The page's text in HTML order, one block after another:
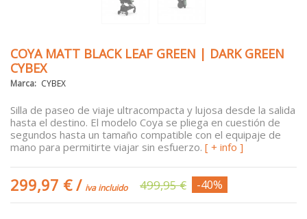
COYA MATT BLACK LEAF GREEN | DARK GREEN
CYBEX
Marca: CYBEX
Silla de paseo de viaje ultracompacta y lujosa desde la salida
hasta el destino. El modelo Coya se pliega en cuestión de
segundos hasta un tamaño compatible con el equipaje de
mano para permitirte viajar sin esfuerzo. [ + info ]
299,97 €/ iva incluido 499,95 € -40%